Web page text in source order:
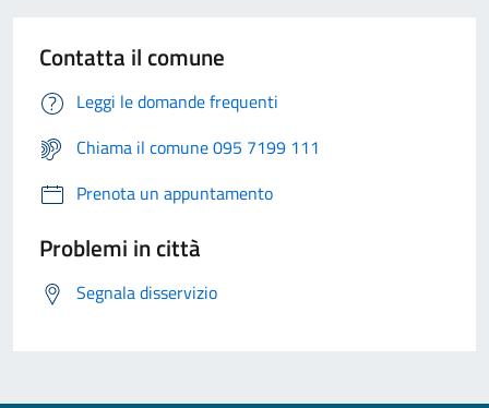
Contatta il comune
Leggi le domande frequenti
Chiama il comune 095 7199 111
Prenota un appuntamento
Problemi in città
Segnala disservizio